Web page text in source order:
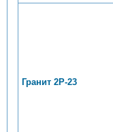
Гранит 2Р-23